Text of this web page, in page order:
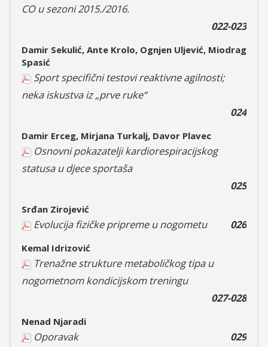
CO u sezoni 2015./2016.
022-023
Damir Sekulić, Ante Krolo, Ognjen Uljević, Miodrag
Spasić
Sport specifični testovi reaktivne agilnosti;
neka iskustva iz „prve ruke“
024
Damir Erceg, Mirjana Turkalj, Davor Plavec
Osnovni pokazatelji kardiorespiracijskog
statusa u djece sportaša
025
Srđan Zirojević
Evolucija fizičke pripreme u nogometu 026
Kemal Idrizović
Trenažne strukture metaboličkog tipa u
nogometnom kondicijskom treningu
027-028
Nenad Njaradi
Oporavak 029